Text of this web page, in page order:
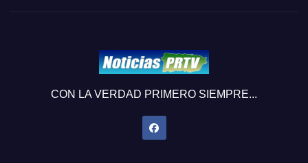
CON LA VERDAD PRIMERO SIEMPRE...